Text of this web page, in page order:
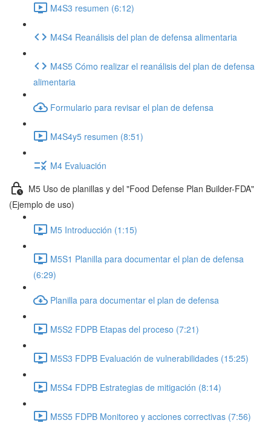
M4S3 resumen (6:12)
M4S4 Reanálisis del plan de defensa alimentaria
M4S5 Cómo realizar el reanálisis del plan de defensa
alimentaria
Formulario para revisar el plan de defensa
M4S4y5 resumen (8:51)
M4 Evaluación
M5 Uso de planillas y del "Food Defense Plan Builder-FDA"
(Ejemplo de uso)
M5 Introducción (1:15)
M5S1 Planilla para documentar el plan de defensa
(6:29)
Planilla para documentar el plan de defensa
M5S2 FDPB Etapas del proceso (7:21)
M5S3 FDPB Evaluación de vulnerabilidades (15:25)
M5S4 FDPB Estrategias de mitigación (8:14)
M5S5 FDPB Monitoreo y acciones correctivas (7:56)